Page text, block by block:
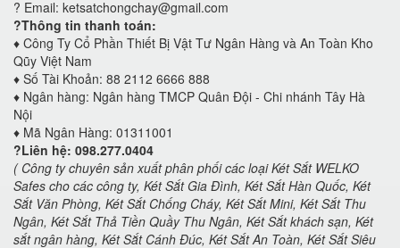
? Email: ketsatchongchay@gmail.com
?Thông tin thanh toán:
♦️ Công Ty Cổ Phần Thiết Bị Vật Tư Ngân Hàng và An Toàn Kho
Qũy Việt Nam
♦️ Số Tài Khoản: 88 2112 6666 888
♦️ Ngân hàng: Ngân hàng TMCP Quân Đội - Chi nhánh Tây Hà
Nội
♦️ Mã Ngân Hàng: 01311001
?Liên hệ: 098.277.0404
( Công ty chuyên sản xuất phân phối các loại Két Sắt WELKO
Safes cho các công ty, Két Sắt Gia Đình, Két Sắt Hàn Quốc, Két
Sắt Văn Phòng, Két Sắt Chống Cháy, Két Sắt Mini, Két Sắt Thu
Ngân, Két Sắt Thả Tiền Quầy Thu Ngân, Két Sắt khách sạn, Két
sắt ngân hàng, Két Sắt Cánh Đúc, Két Sắt An Toàn, Két Sắt Siêu